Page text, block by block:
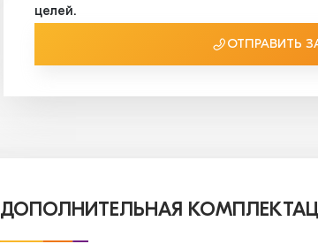
целей.
ОТПРАВИТЬ
ДОПОЛНИТЕЛЬНАЯ